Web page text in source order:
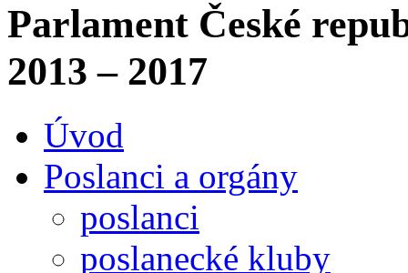
Parlament České
2013 – 2017
Úvod
Poslanci a orgány
poslanci
poslanecké kluby